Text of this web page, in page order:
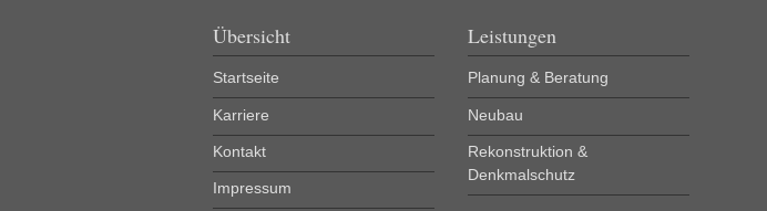
Übersicht
Startseite
Karriere
Kontakt
Impressum
Leistungen
Planung & Beratung
Neubau
Rekonstruktion &
Denkmalschutz